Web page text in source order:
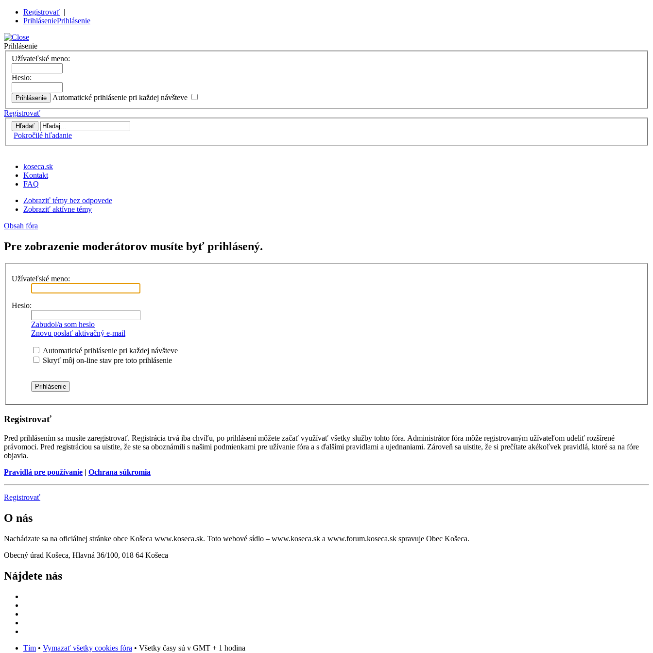
Registrovať |
PrihláseniePrihlásenie
Prihlásenie
Užívateľské meno:
Heslo:
Automatické prihlásenie pri každej návšteve
Registrovať
Pokročilé hľadanie
koseca.sk
Kontakt
FAQ
Zobraziť témy bez odpovede
Zobraziť aktívne témy
Obsah fóra
Pre zobrazenie moderátorov musíte byť prihlásený.
Užívateľské meno:
Heslo:
Zabudol/a som heslo
Znovu poslať aktivačný e-mail
Automatické prihlásenie pri každej návšteve
Skryť môj on-line stav pre toto prihlásenie
Registrovať
Pred prihlásením sa musíte zaregistrovať. Registrácia trvá iba chvíľu, po prihlásení môžete začať využívať všetky služby tohto fóra. Administrátor fóra môže registrovaným užívateľom udeliť rozšírené
právomoci. Pred registráciou sa uistite, že ste sa oboznámili s našimi podmienkami pre užívanie fóra a s ďalšími pravidlami a ujednaniami. Zároveň sa uistite, že si prečítate akékoľvek pravidlá, ktoré sa na fóre
objavia.
Pravidlá pre používanie | Ochrana súkromia
Registrovať
O nás
Nachádzate sa na oficiálnej stránke obce Košeca www.koseca.sk. Toto webové sídlo – www.koseca.sk a www.forum.koseca.sk spravuje Obec Košeca.
Obecný úrad Košeca, Hlavná 36/100, 018 64 Košeca
Nájdete nás
Tím • Vymazať všetky cookies fóra • Všetky časy sú v GMT + 1 hodina